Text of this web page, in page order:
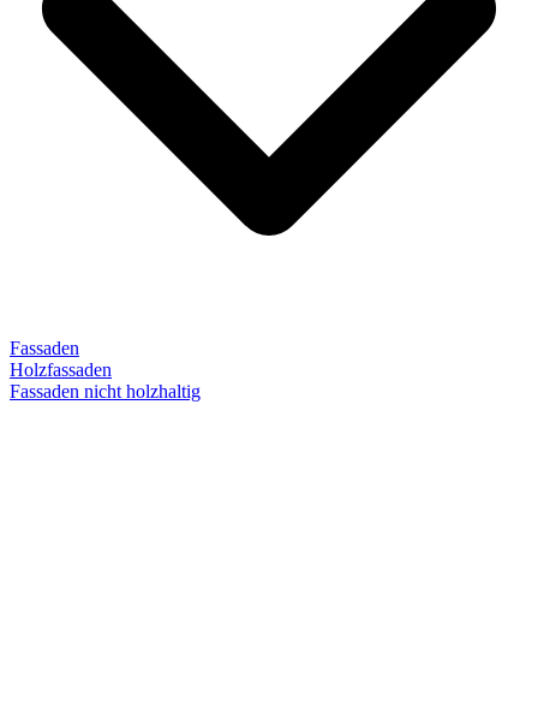
Fassaden
Holzfassaden
Fassaden nicht holzhaltig